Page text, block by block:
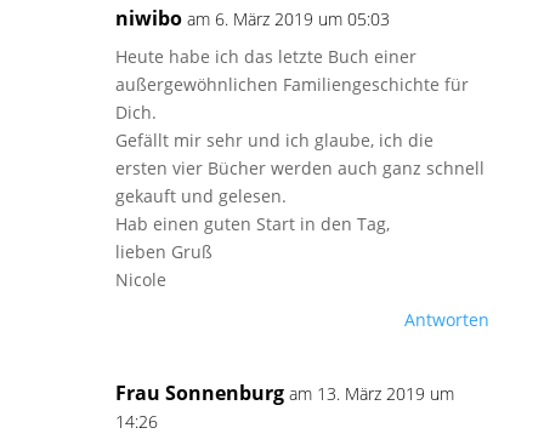
niwibo am 6. März 2019 um 05:03
Heute habe ich das letzte Buch einer
außergewöhnlichen Familiengeschichte für
Dich.
Gefällt mir sehr und ich glaube, ich die
ersten vier Bücher werden auch ganz schnell
gekauft und gelesen.
Hab einen guten Start in den Tag,
lieben Gruß
Nicole
Antworten
Frau Sonnenburg am 13. März 2019 um
14:26